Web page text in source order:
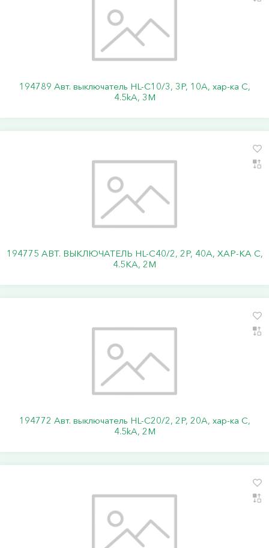
194789 Авт. выключатель HL-C10/3, 3P, 10A, хар-ка C,
4.5kA, 3M
194775 АВТ. ВЫКЛЮЧАТЕЛЬ HL-C40/2, 2P, 40A, ХАР-КА C,
4.5KA, 2M
194772 Авт. выключатель HL-C20/2, 2P, 20A, хар-ка C,
4.5kA, 2M